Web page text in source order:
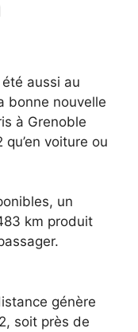
été aussi au
bonne nouvelle
à Grenoble
voiture ou
un
km produit
génère
soit près de